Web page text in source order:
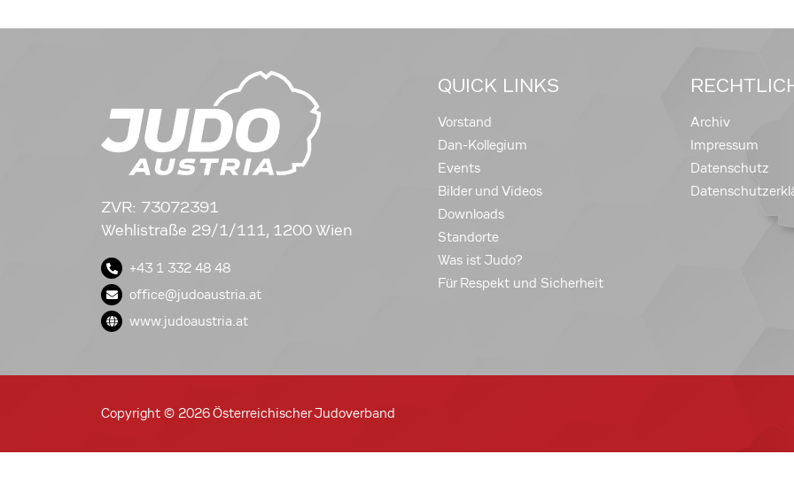
ZVR: 73072391
Wehlistraße 29/1/111, 1200 Wien
+43 1 332 48 48
office@judoaustria.at
www.judoaustria.at
QUICK LINKS
Vorstand
Dan-Kollegium
Events
Bilder und Videos
Downloads
Standorte
Was ist Judo?
Für Respekt und Sicherheit
Archiv
Impressum
Datenschutz
Copyright © 2026 Österreichischer Judoverband